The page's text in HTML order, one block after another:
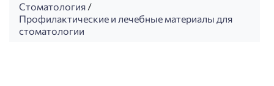
Стоматология /
Профилактические и лечебные материалы для
стоматологии